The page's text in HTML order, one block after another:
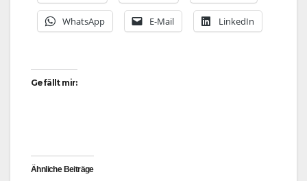
WhatsApp E-Mail LinkedIn
Gefällt mir:
Ähnliche Beiträge